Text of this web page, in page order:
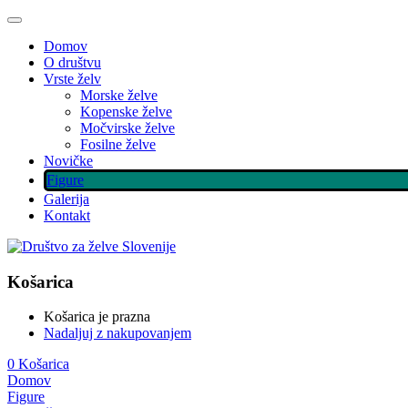
Domov
O društvu
Vrste želv
Morske želve
Kopenske želve
Močvirske želve
Fosilne želve
Novičke
Figure
Galerija
Kontakt
Košarica
Košarica je prazna
Nadaljuj z nakupovanjem
0 Košarica
Domov
Figure